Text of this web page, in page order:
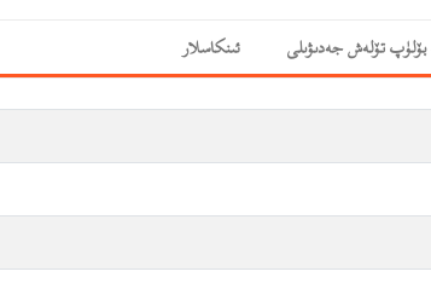
تۆلەش جەدىۋىلى ئىنكاسلار